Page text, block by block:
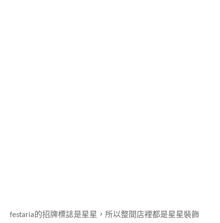
festaria的招牌標誌是星星，所以整間店裡都是星星裝飾